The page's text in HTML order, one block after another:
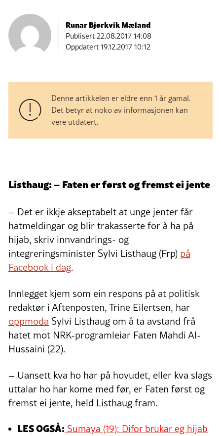
Runar Bjørkvik Mæland
Publisert22.08.2017 14:08
Oppdatert 19.12.2017 10:12
Denne artikkelen er eldre enn 1 år gamal.
Det betyr at noko av informasjonen kan
vere utdatert.
Listhaug: – Faten er først og fremst ei jente
– Det er ikkje akseptabelt at unge jenter får
hatmeldingar og blir trakasserte for å ha på
hijab, skriv innvandrings- og
integreringsminister Sylvi Listhaug (Frp) på
Facebook i dag.
Innlegget kjem som ein respons på at politisk
redaktør i Aftenposten, Trine Eilertsen, har
oppmoda Sylvi Listhaug om å ta avstand frå
hatet mot NRK-programleiar Faten Mahdi Al-
Hussaini (22).
– Uansett kva ho har på hovudet, eller kva slags
uttalar ho har kome med før, er Faten først og
fremst ei jente, held Listhaug fram.
LES OGSÅ: Sumaya (19): Difor brukar eg hijab